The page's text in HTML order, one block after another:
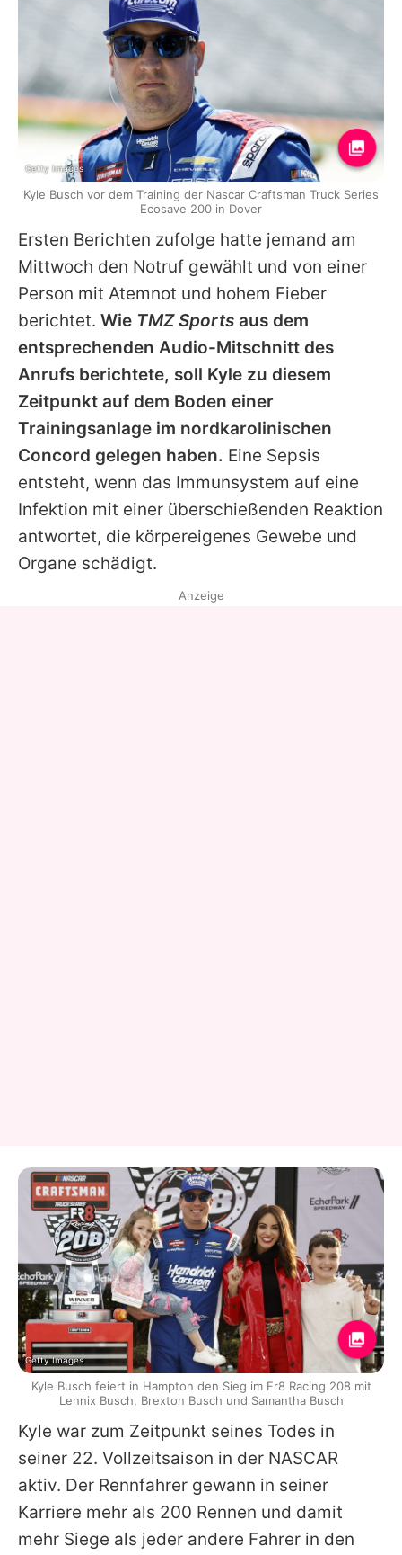
Ersten Berichten zufolge hatte jemand am
Mittwoch den Notruf gewählt und von einer
Person mit Atemnot und hohem Fieber
berichtet. Wie TMZ Sports aus dem
entsprechenden Audio-Mitschnitt des
Anrufs berichtete, soll Kyle zu diesem
Zeitpunkt auf dem Boden einer
Trainingsanlage im nordkarolinischen
Concord gelegen haben. Eine Sepsis
entsteht, wenn das Immunsystem auf eine
Infektion mit einer überschießenden Reaktion
antwortet, die körpereigenes Gewebe und
Organe schädigt.
Kyle war zum Zeitpunkt seines Todes in
seiner 22. Vollzeitsaison in der NASCAR
aktiv. Der Rennfahrer gewann in seiner
Karriere mehr als 200 Rennen und damit
mehr Siege als jeder andere Fahrer in den
Getty Images
Kyle Busch vor dem Training der Nascar Craftsman Truck Series
Ecosave 200 in Dover
Anzeige
Getty Images
Kyle Busch feiert in Hampton den Sieg im Fr8 Racing 208 mit
Lennix Busch, Brexton Busch und Samantha Busch